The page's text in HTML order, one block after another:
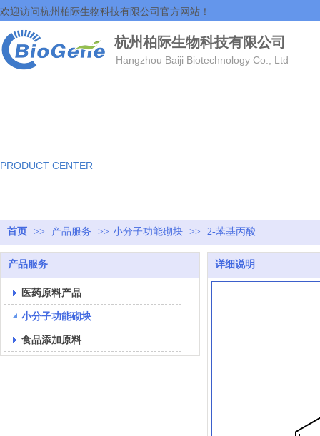
欢迎访问杭州柏际生物科技有限公司官方网站！
杭州柏际生物科技有限公司
Hangzhou Baiji Biotechnology Co., Ltd
PRODUCT CENTER
首页 >> 产品服务 >> 小分子功能砌块 >> 2-苯基丙酸
产品服务
医药原料产品
小分子功能砌块
食品添加原料
详细说明